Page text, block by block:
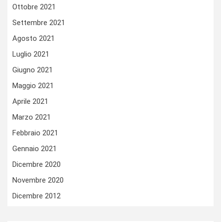
Ottobre 2021
Settembre 2021
Agosto 2021
Luglio 2021
Giugno 2021
Maggio 2021
Aprile 2021
Marzo 2021
Febbraio 2021
Gennaio 2021
Dicembre 2020
Novembre 2020
Dicembre 2012